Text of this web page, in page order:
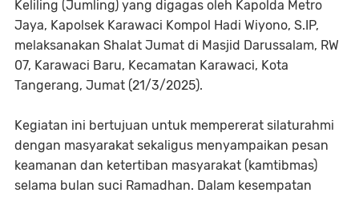
Keliling (Jumling) yang digagas oleh Kapolda Metro
Jaya, Kapolsek Karawaci Kompol Hadi Wiyono, S.IP,
melaksanakan Shalat Jumat di Masjid Darussalam, RW
07, Karawaci Baru, Kecamatan Karawaci, Kota
Tangerang, Jumat (21/3/2025).
Kegiatan ini bertujuan untuk mempererat silaturahmi
dengan masyarakat sekaligus menyampaikan pesan
keamanan dan ketertiban masyarakat (kamtibmas)
selama bulan suci Ramadhan. Dalam kesempatan